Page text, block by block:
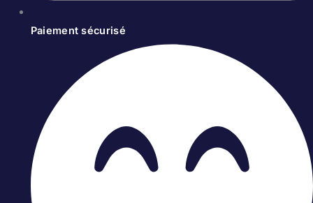
Paiement sécurisé